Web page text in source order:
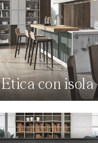
Etica con isola